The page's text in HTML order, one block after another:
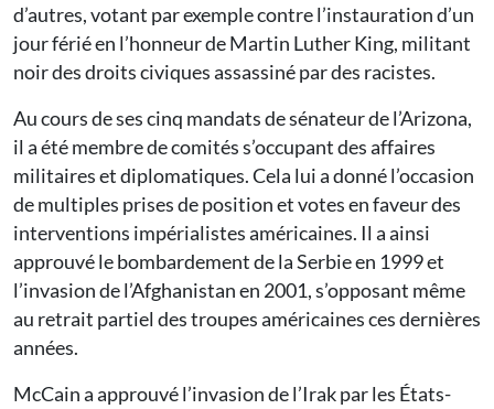
d’autres, votant par exemple contre l’instauration d’un
jour férié en l’honneur de Martin Luther King, militant
noir des droits civiques assassiné par des racistes.
Au cours de ses cinq mandats de sénateur de l’Arizona,
il a été membre de comités s’occupant des affaires
militaires et diplomatiques. Cela lui a donné l’occasion
de multiples prises de position et votes en faveur des
interventions impérialistes américaines. Il a ainsi
approuvé le bombardement de la Serbie en 1999 et
l’invasion de l’Afghanistan en 2001, s’opposant même
au retrait partiel des troupes américaines ces dernières
années.
McCain a approuvé l’invasion de l’Irak par les États-